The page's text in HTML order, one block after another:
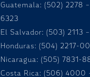
Guatemala: (502) 2278
6323
El Salvador: (503) 2113
Honduras: (504) 2217-
Nicaragua: (505) 7831-
Costa Rica: (506) 4000